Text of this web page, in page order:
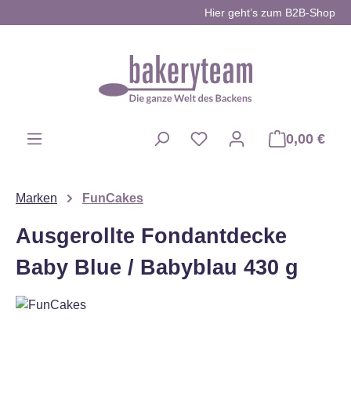
Hier geht’s zum B2B-Shop
0,00 €
Marken FunCakes
Ausgerollte Fondantdecke
Baby Blue / Babyblau 430 g